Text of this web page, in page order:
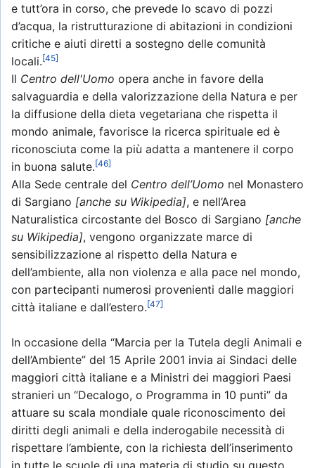
e tutt’ora in corso, che prevede lo scavo di pozzi
d’acqua, la ristrutturazione di abitazioni in condizioni
critiche e aiuti diretti a sostegno delle comunità
locali.[45]
Il Centro dell'Uomo opera anche in favore della
salvaguardia e della valorizzazione della Natura e per
la diffusione della dieta vegetariana che rispetta il
mondo animale, favorisce la ricerca spirituale ed è
riconosciuta come la più adatta a mantenere il corpo
in buona salute.[46]
Alla Sede centrale del Centro dell’Uomo nel Monastero
di Sargiano [anche su Wikipedia], e nell’Area
Naturalistica circostante del Bosco di Sargiano [anche
su Wikipedia], vengono organizzate marce di
sensibilizzazione al rispetto della Natura e
dell’ambiente, alla non violenza e alla pace nel mondo,
con partecipanti numerosi provenienti dalle maggiori
città italiane e dall’estero.[47]
In occasione della “Marcia per la Tutela degli Animali e
dell’Ambiente” del 15 Aprile 2001 invia ai Sindaci delle
maggiori città italiane e a Ministri dei maggiori Paesi
stranieri un “Decalogo, o Programma in 10 punti” da
attuare su scala mondiale quale riconoscimento dei
diritti degli animali e della inderogabile necessità di
rispettare l’ambiente, con la richiesta dell’inserimento
in tutte le scuole di una materia di studio su questo